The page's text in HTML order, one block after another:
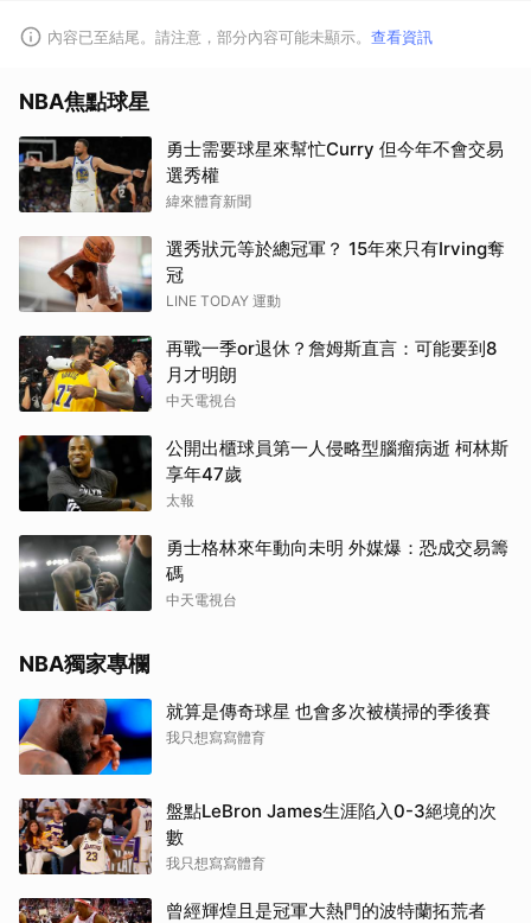
內容已至結尾。請注意，部分內容可能未顯示。 查看資訊
NBA焦點球星
勇士需要球星來幫忙Curry 但今年不會交易
選秀權
緯來體育新聞
選秀狀元等於總冠軍？ 15年來只有Irving奪
冠
LINE TODAY 運動
再戰一季or退休？詹姆斯直言：可能要到8
月才明朗
中天電視台
公開出櫃球員第一人侵略型腦瘤病逝 柯林斯
享年47歲
太報
勇士格林來年動向未明 外媒爆：恐成交易籌
碼
中天電視台
NBA獨家專欄
就算是傳奇球星 也會多次被橫掃的季後賽
我只想寫寫體育
盤點LeBron James生涯陷入0-3絕境的次
數
我只想寫寫體育
曾經輝煌且是冠軍大熱門的波特蘭拓荒者
取消